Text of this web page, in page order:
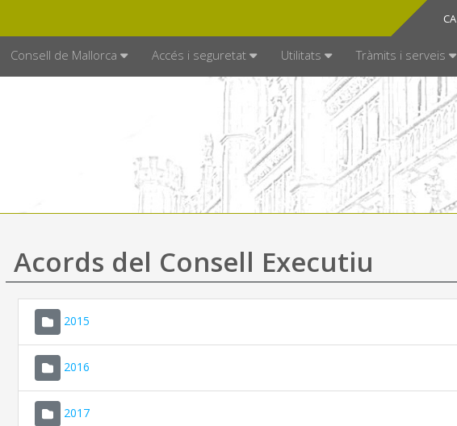
CA
ES
Consell de Mallorca Accés i seguretat Utilitats Tràmits i serveis
Acords del Consell Executiu
2015
2016
2017